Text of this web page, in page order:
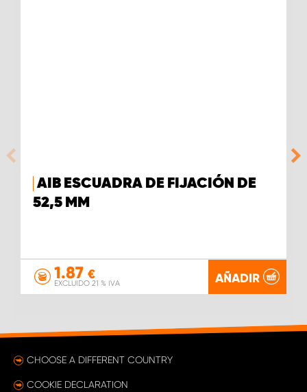
AIB ESCUADRA DE FIJACIÓN DE
52,5 MM
1.87 €
EXCLUIDO 21 % IVA AÑADIR
CHOOSE A DIFFERENT COUNTRY
COOKIE DECLARATION